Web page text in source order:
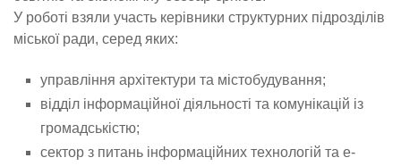
У роботі взяли участь керівники структурних підрозділів
міської ради, серед яких:
управління архітектури та містобудування;
відділ інформаційної діяльності та комунікацій із
громадськістю;
сектор з питань інформаційних технологій та е-